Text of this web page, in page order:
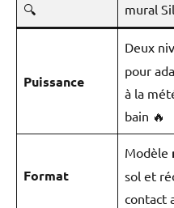
🔍
mural
Puissance
Deux
pour
à la
bain 🔥
Format
Modèle
sol et
contact